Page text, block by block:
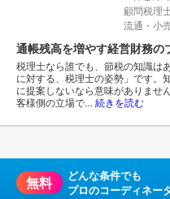
顧問税理
流通・小
通帳残高を増やす経営財務の
税理士なら誰でも、節税の知識は
に対する、税理士の姿勢」です。
に提案しないなら意味がありませ
客様側の立場で… 続きを読む
無料
どんな条件でも
プロのコーディネー